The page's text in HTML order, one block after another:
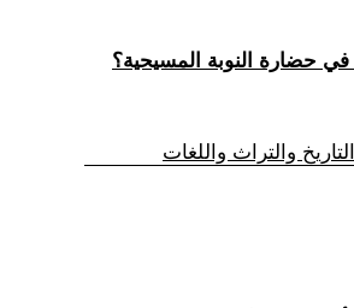
في حضارة النوبة المسيحية؟
والتراث واللغات